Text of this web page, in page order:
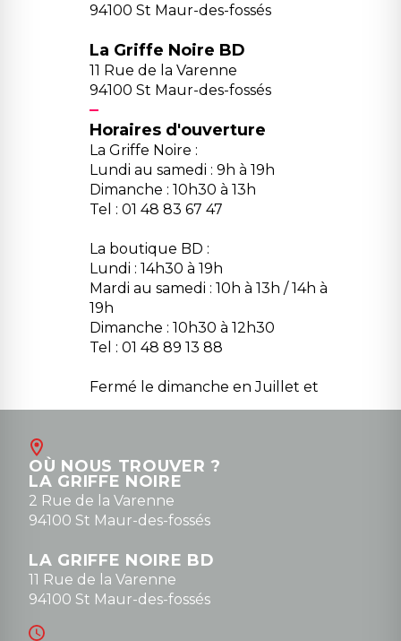
94100 St Maur-des-fossés
La Griffe Noire BD
11 Rue de la Varenne
94100 St Maur-des-fossés
Horaires d'ouverture
La Griffe Noire :
Lundi au samedi : 9h à 19h
Dimanche : 10h30 à 13h
Tel : 01 48 83 67 47
La boutique BD :
Lundi : 14h30 à 19h
Mardi au samedi : 10h à 13h / 14h à
19h
Dimanche : 10h30 à 12h30
Tel : 01 48 89 13 88
Fermé le dimanche en Juillet et
Août
contact@la-griffe-noire.com
0148836747
OÙ NOUS TROUVER ?
LA GRIFFE NOIRE
2 Rue de la Varenne
94100 St Maur-des-fossés
LA GRIFFE NOIRE BD
11 Rue de la Varenne
94100 St Maur-des-fossés